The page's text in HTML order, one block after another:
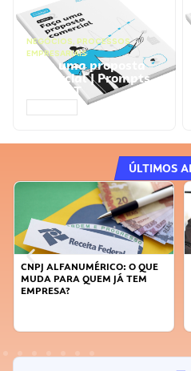
NEGÓCIOS, PROCESSOS
EMPRESARIAIS
Faça uma proposta
comercial | Prompts
ChatGPT
ÚLTIMOS
DICAS PARA OBTER CRÉDITO